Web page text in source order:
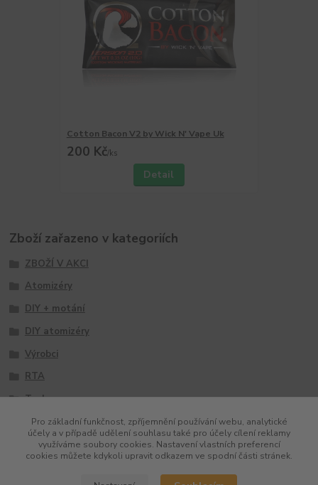
Cotton Bacon V2 by Wick N' Vape Uk
200 Kč/ks
Detail
Zboží zařazeno v kategoriích
ZBOŽÍ V AKCI
Atomizéry
DIY + motání
DIY atomizéry
Výrobci
RTA
Tesla
Pro základní funkčnost, zpříjemnění používání webu, analytické
účely a v případě udělení souhlasu také pro účely cílení reklamy
využíváme soubory cookies. Nastavení vlastních preferencí
cookies můžete kdykoli upravit odkazem ve spodní části stránek.